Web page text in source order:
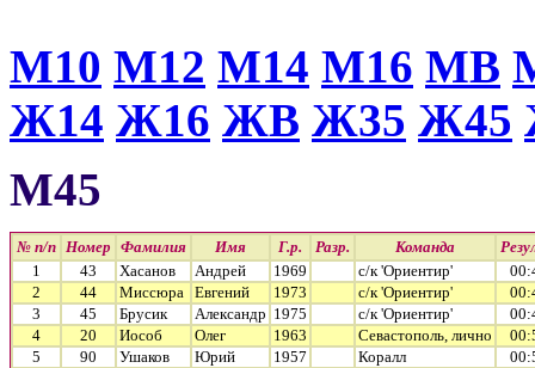
М10 М12 М14 М16 МВ
Ж14 Ж16 ЖВ Ж35 Ж45
М45
№ п/п Номер Фамилия Имя Г.р. Разр. Команда
1
43 Хасанов Андрей 1969 с/к 'Ориентир'
2
44 Миссюра Евгений 1973 с/к 'Ориентир'
3
45 Брусик Александр 1975 с/к 'Ориентир'
4
20 Иособ Олег 1963 Севастополь, лично
5
90 Ушаков Юрий 1957 Коралл